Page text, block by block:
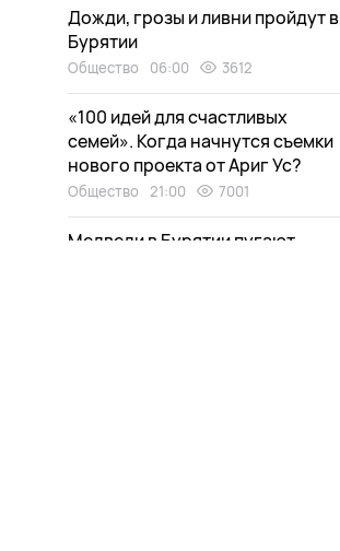
Дожди, грозы и ливни пройдут в
Бурятии
Общество 06:00 3612
«100 идей для счастливых
семей». Когда начнутся съемки
нового проекта от Ариг Ус?
Общество 21:00 7001
Медведи в Бурятии пугают